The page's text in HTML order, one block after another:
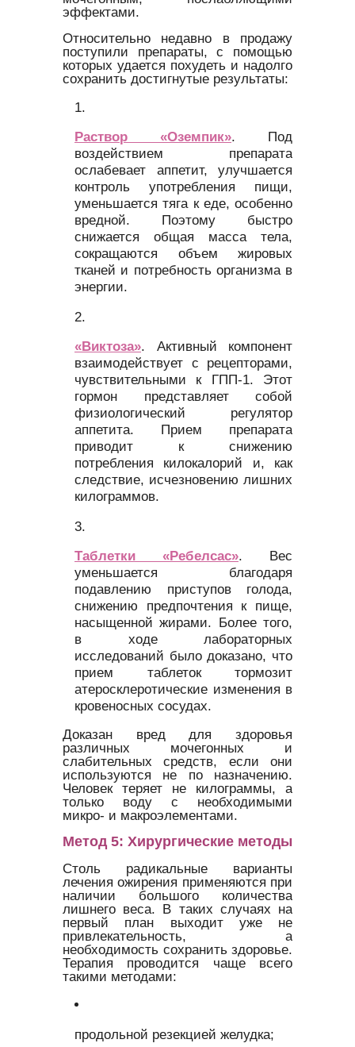
эффектами.
Относительно недавно в продажу
поступили препараты, с помощью
которых удается похудеть и надолго
сохранить достигнутые результаты:
Раствор «Оземпик». Под
воздействием препарата
ослабевает аппетит, улучшается
контроль употребления пищи,
уменьшается тяга к еде, особенно
вредной. Поэтому быстро
снижается общая масса тела,
сокращаются объем жировых
тканей и потребность организма в
энергии.
«Виктоза». Активный компонент
взаимодействует с рецепторами,
чувствительными к ГПП-1. Этот
гормон представляет собой
физиологический регулятор
аппетита. Прием препарата
приводит к снижению
потребления килокалорий и, как
следствие, исчезновению лишних
килограммов.
Таблетки «Ребелсас». Вес
уменьшается благодаря
подавлению приступов голода,
снижению предпочтения к пище,
насыщенной жирами. Более того,
в ходе лабораторных
исследований было доказано, что
прием таблеток тормозит
атеросклеротические изменения в
кровеносных сосудах.
Доказан вред для здоровья
различных мочегонных и
слабительных средств, если они
используются не по назначению.
Человек теряет не килограммы, а
только воду с необходимыми
микро- и макроэлементами.
Метод 5: Хирургические методы
Столь радикальные варианты
лечения ожирения применяются при
наличии большого количества
лишнего веса. В таких случаях на
первый план выходит уже не
привлекательность, а
необходимость сохранить здоровье.
Терапия проводится чаще всего
такими методами:
продольной резекцией желудка;